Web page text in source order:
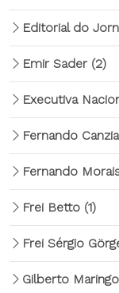
Editorial do
Emir Sader (2)
Executiva
Fernando
Fernando
Frei Betto (1)
Frei Sérgio
Gilberto